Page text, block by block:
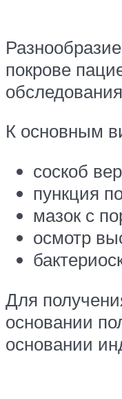
покрове
К основным
соскоб
пункция
мазок с
осмотр
Для
основании
основании